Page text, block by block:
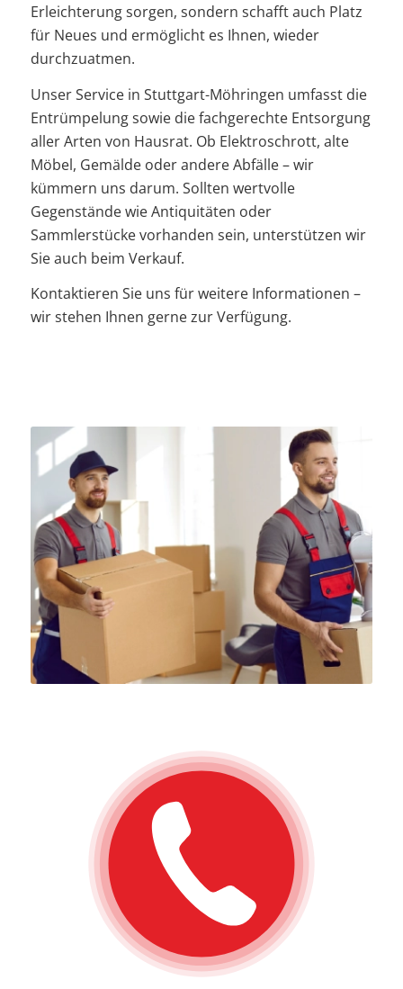
Erleichterung sorgen, sondern schafft auch Platz
für Neues und ermöglicht es Ihnen, wieder
durchzuatmen.
Unser Service in Stuttgart-Möhringen umfasst die
Entrümpelung sowie die fachgerechte Entsorgung
aller Arten von Hausrat. Ob Elektroschrott, alte
Möbel, Gemälde oder andere Abfälle – wir
kümmern uns darum. Sollten wertvolle
Gegenstände wie Antiquitäten oder
Sammlerstücke vorhanden sein, unterstützen wir
Sie auch beim Verkauf.
Kontaktieren Sie uns für weitere Informationen –
wir stehen Ihnen gerne zur Verfügung.